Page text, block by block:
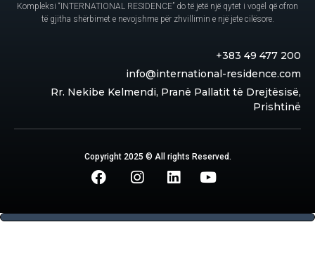
Kompleksi “INTERNATIONAL RESIDENCE” do të jetë një qytet i vogël që ofron
të gjitha shërbimet e nevojshme për zhvillimin e një jete cilësore.
+383 49 477 200
info@international-residence.com
Rr. Nekibe Kelmendi, Pranë Pallatit të Drejtësisë,
Prishtinë
Copyright 2025 © All rights Reserved.